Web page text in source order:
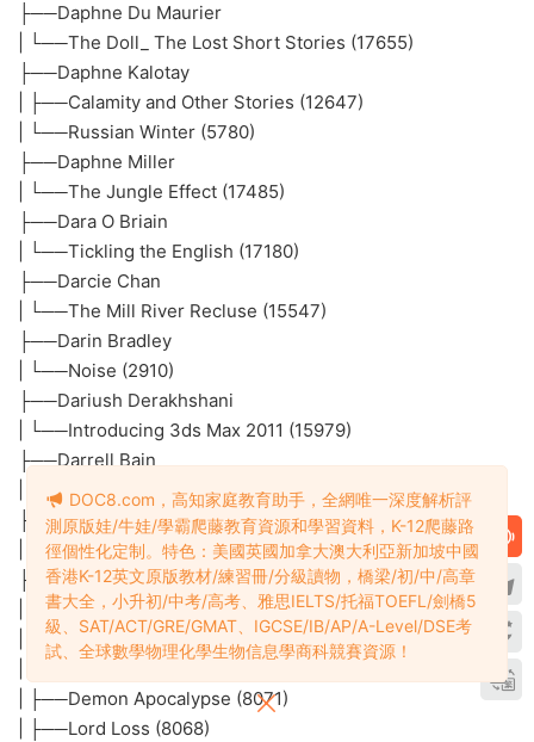
├──Daphne Du Maurier
| └──The Doll_ The Lost Short Stories (17655)
├──Daphne Kalotay
| ├──Calamity and Other Stories (12647)
| └──Russian Winter (5780)
├──Daphne Miller
| └──The Jungle Effect (17485)
├──Dara O Briain
| └──Tickling the English (17180)
├──Darcie Chan
| └──The Mill River Recluse (15547)
├──Darin Bradley
| └──Noise (2910)
├──Dariush Derakhshani
| └──Introducing 3ds Max 2011 (15979)
├──Darrell Bain
| └──The Disappearance Enigma (16150)
├──Darren Littlejohn
| └──The 12-Step Buddhist (23373)
├──Darren Shan
| ├──Blood Beast (8070)
| ├──Cirque Du Freak (8056)
| ├──Demon Apocalypse (8071)
| ├──Lord Loss (8068)
DOC8.com，高知家庭教育助手，全網唯一深度解析評
測原版娃/牛娃/學霸爬藤教育資源和學習資料，K-12爬藤路
徑個性化定制。特色：美國英國加拿大澳大利亞新加坡中國
香港K-12英文原版教材/練習冊/分級讀物，橋梁/初/中/高章
書大全，小升初/中考/高考、雅思IELTS/托福TOEFL/劍橋5
級、SAT/ACT/GRE/GMAT、IGCSE/IB/AP/A-Level/DSE考
試、全球數學物理化學生物信息學商科競賽資源！